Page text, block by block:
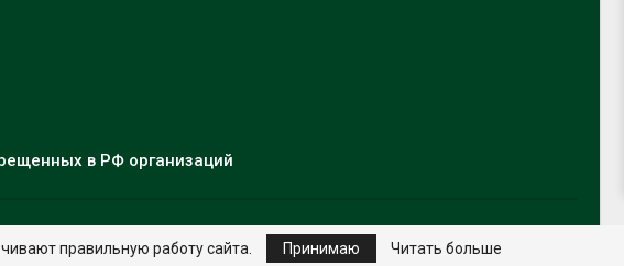
в РФ организаций
правильную работу сайта. Принимаю Читать больше